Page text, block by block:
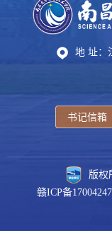
地 址：
书记信箱
版
赣ICP备